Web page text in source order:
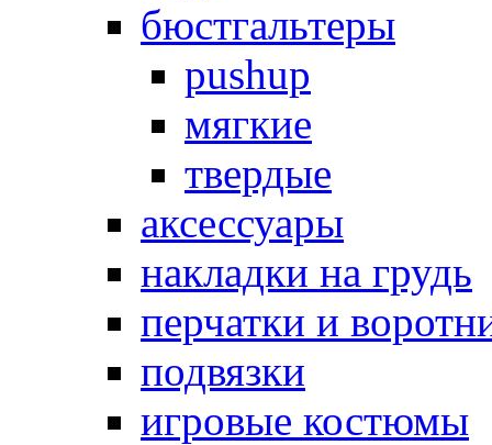
бюстгальтеры
pushup
мягкие
твердые
аксессуары
накладки на грудь
перчатки и
подвязки
игровые костюмы